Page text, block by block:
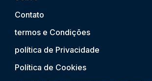
Contato
termos e Condições
política de Privacidade
Política de Cookies